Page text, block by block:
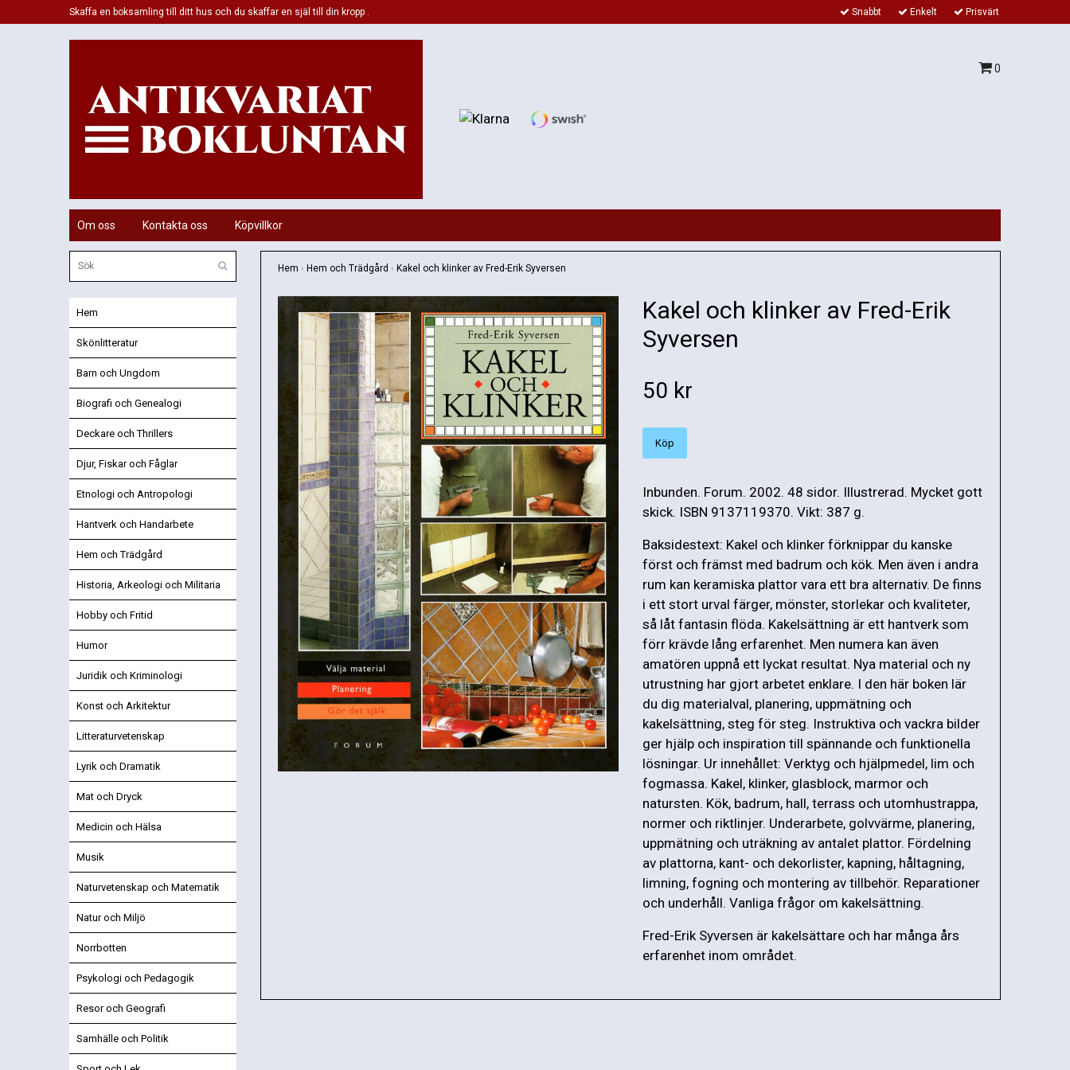
Skaffa en boksamling till ditt hus och du skaffar en själ till din kropp . Snabbt Enkelt Prisvärt
0
Om oss Kontakta oss Köpvillkor
Hem
Skönlitteratur
Barn och Ungdom
Biografi och Genealogi
Deckare och Thrillers
Djur, Fiskar och Fåglar
Etnologi och Antropologi
Hantverk och Handarbete
Hem och Trädgård
Historia, Arkeologi och Militaria
Hobby och Fritid
Humor
Juridik och Kriminologi
Konst och Arkitektur
Litteraturvetenskap
Lyrik och Dramatik
Mat och Dryck
Medicin och Hälsa
Musik
Naturvetenskap och Matematik
Natur och Miljö
Norrbotten
Psykologi och Pedagogik
Resor och Geografi
Samhälle och Politik
Hem › Hem och Trädgård › Kakel och klinker av Fred-Erik Syversen
Kakel och klinker av Fred-Erik
Syversen
50 kr
Köp
Inbunden. Forum. 2002. 48 sidor. Illustrerad. Mycket gott
skick. ISBN 9137119370. Vikt: 387 g.
Baksidestext: Kakel och klinker förknippar du kanske
först och främst med badrum och kök. Men även i andra
rum kan keramiska plattor vara ett bra alternativ. De finns
i ett stort urval färger, mönster, storlekar och kvaliteter,
så låt fantasin flöda. Kakelsättning är ett hantverk som
förr krävde lång erfarenhet. Men numera kan även
amatören uppnå ett lyckat resultat. Nya material och ny
utrustning har gjort arbetet enklare. I den här boken lär
du dig materialval, planering, uppmätning och
kakelsättning, steg för steg. Instruktiva och vackra bilder
ger hjälp och inspiration till spännande och funktionella
lösningar. Ur innehållet: Verktyg och hjälpmedel, lim och
fogmassa. Kakel, klinker, glasblock, marmor och
natursten. Kök, badrum, hall, terrass och utomhustrappa,
normer och riktlinjer. Underarbete, golvvärme, planering,
uppmätning och uträkning av antalet plattor. Fördelning
av plattorna, kant- och dekorlister, kapning, håltagning,
limning, fogning och montering av tillbehör. Reparationer
och underhåll. Vanliga frågor om kakelsättning.
Fred-Erik Syversen är kakelsättare och har många års
erfarenhet inom området.